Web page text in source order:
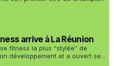
arrive à La Réunion
fitness la plus “stylée” de
développement et a ouvert se...